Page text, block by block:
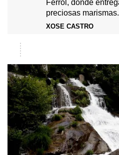
Ferrol, donde
preciosas marismas.
XOSE CASTRO